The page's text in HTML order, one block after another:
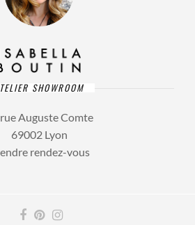
SHOWROOM
Auguste Comte
69002 Lyon
rendez-vous